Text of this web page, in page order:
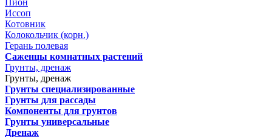
Пион
Иссоп
Котовник
Колокольчик (корн.)
Герань полевая
Саженцы комнатных растений
Грунты, дренаж
Грунты, дренаж
Грунты специализированные
Грунты для рассады
Компоненты для грунтов
Грунты универсальные
Дренаж